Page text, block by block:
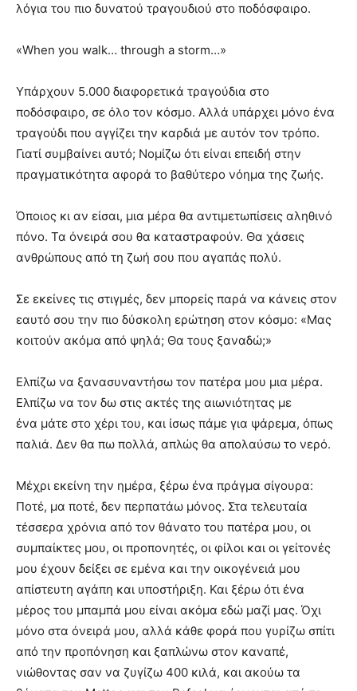
λόγια του πιο δυνατού τραγουδιού στο ποδόσφαιρο.
«When you walk… through a storm…»
Υπάρχουν 5.000 διαφορετικά τραγούδια στο
ποδόσφαιρο, σε όλο τον κόσμο. Αλλά υπάρχει μόνο ένα
τραγούδι που αγγίζει την καρδιά με αυτόν τον τρόπο.
Γιατί συμβαίνει αυτό; Νομίζω ότι είναι επειδή στην
πραγματικότητα αφορά το βαθύτερο νόημα της ζωής.
Όποιος κι αν είσαι, μια μέρα θα αντιμετωπίσεις αληθινό
πόνο. Τα όνειρά σου θα καταστραφούν. Θα χάσεις
ανθρώπους από τη ζωή σου που αγαπάς πολύ.
Σε εκείνες τις στιγμές, δεν μπορείς παρά να κάνεις στον
εαυτό σου την πιο δύσκολη ερώτηση στον κόσμο: «Μας
κοιτούν ακόμα από ψηλά; Θα τους ξαναδώ;»
Ελπίζω να ξανασυναντήσω τον πατέρα μου μια μέρα.
Ελπίζω να τον δω στις ακτές της αιωνιότητας με
ένα μάτε στο χέρι του, και ίσως πάμε για ψάρεμα, όπως
παλιά. Δεν θα πω πολλά, απλώς θα απολαύσω το νερό.
Μέχρι εκείνη την ημέρα, ξέρω ένα πράγμα σίγουρα:
Ποτέ, μα ποτέ, δεν περπατάω μόνος. Στα τελευταία
τέσσερα χρόνια από τον θάνατο του πατέρα μου, οι
συμπαίκτες μου, οι προπονητές, οι φίλοι και οι γείτονές
μου έχουν δείξει σε εμένα και την οικογένειά μου
απίστευτη αγάπη και υποστήριξη. Και ξέρω ότι ένα
μέρος του μπαμπά μου είναι ακόμα εδώ μαζί μας. Όχι
μόνο στα όνειρά μου, αλλά κάθε φορά που γυρίζω σπίτι
από την προπόνηση και ξαπλώνω στον καναπέ,
νιώθοντας σαν να ζυγίζω 400 κιλά, και ακούω τα